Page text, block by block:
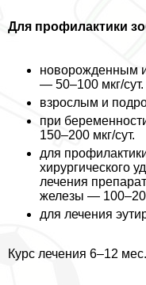
Для профилактики
новорожденным
— 50–100 мкг/сут.
взрослым и
при
150–200 мкг/сут.
для
хирургического
лечения
железы —
для лечения
Курс лечения 6–12 мес.